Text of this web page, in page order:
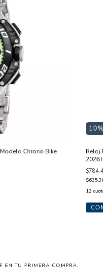
Chrono Bike
10
Reloj
2026
12
EN TU PRIMERA COMPRA.